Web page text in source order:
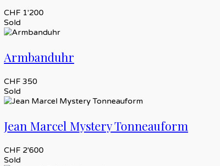
CHF 1'200
Sold
Armbanduhr
CHF 350
Sold
Jean Marcel Mystery Tonneauform
CHF 2'600
Sold